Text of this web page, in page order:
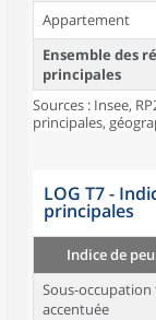
Appartement
Ensemble des
principales
Sources : Insee,
principales,
LOG T7 -
principales
Indice de
Sous-occupation
accentuée